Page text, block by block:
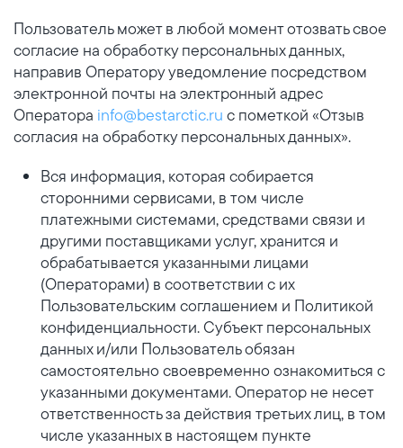
Пользователь может в любой момент отозвать свое
согласие на обработку персональных данных,
направив Оператору уведомление посредством
электронной почты на электронный адрес
Оператора info@bestarctic.ru с пометкой «Отзыв
согласия на обработку персональных данных».
Вся информация, которая собирается
сторонними сервисами, в том числе
платежными системами, средствами связи и
другими поставщиками услуг, хранится и
обрабатывается указанными лицами
(Операторами) в соответствии с их
Пользовательским соглашением и Политикой
конфиденциальности. Субъект персональных
данных и/или Пользователь обязан
самостоятельно своевременно ознакомиться с
указанными документами. Оператор не несет
ответственность за действия третьих лиц, в том
числе указанных в настоящем пункте